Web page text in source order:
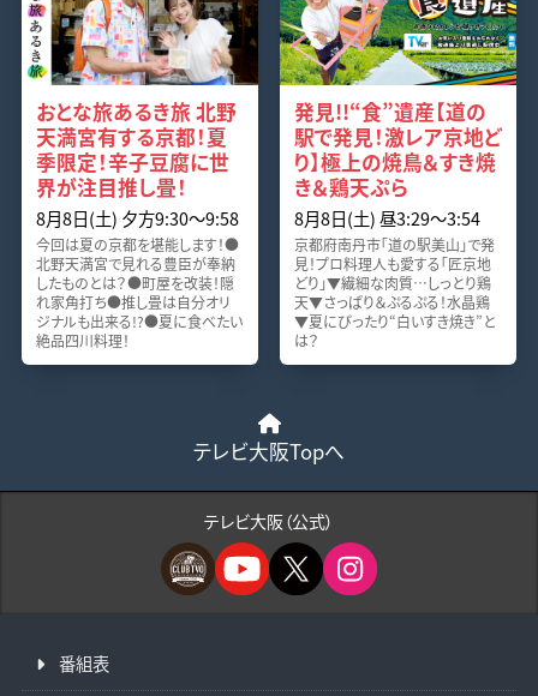
おとな旅あるき旅 北野
天満宮有する京都！夏
季限定！辛子豆腐に世
界が注目推し畳！
8月8日(土) 夕方9:30〜9:58
今回は夏の京都を堪能します！●
北野天満宮で見れる豊臣が奉納
したものとは？●町屋を改装！隠
れ家角打ち●推し畳は自分オリ
ジナルも出来る!?●夏に食べたい
絶品四川料理！
発見!!“食”遺産【道の
駅で発見！激レア京地ど
り】極上の焼鳥＆すき焼
き＆鶏天ぷら
8月8日(土) 昼3:29〜3:54
京都府南丹市「道の駅美山」で発
見！プロ料理人も愛する「匠京地
どり」▼繊細な肉質…しっとり鶏
天▼さっぱり＆ぷるぷる！水晶鶏
▼夏にぴったり“白いすき焼き”と
は？
テレビ大阪Topへ
テレビ大阪（公式）
番組表